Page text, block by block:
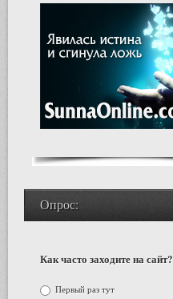
Опрос:
Как часто заходите на сайт?
Первый раз тут